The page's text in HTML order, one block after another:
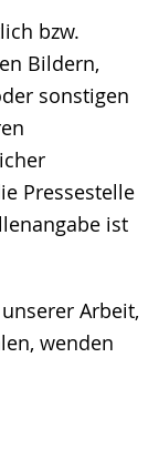
bzw.
Bildern,
sonstigen
Pressestelle
ist
Arbeit,
wenden